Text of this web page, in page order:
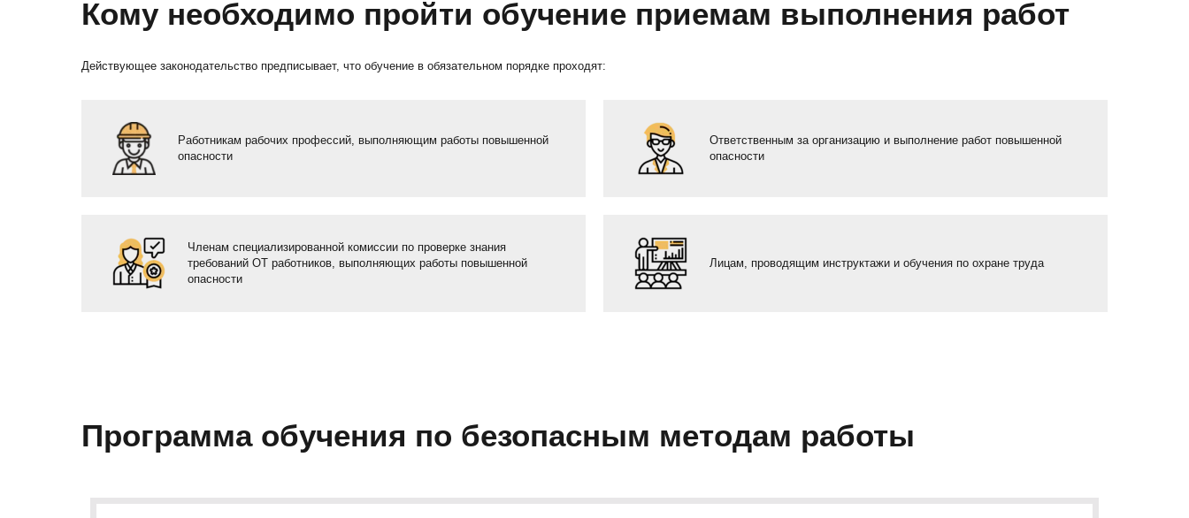
Кому необходимо пройти обучение приемам выполнения работ
Действующее законодательство предписывает, что обучение в обязательном порядке проходят:
Работникам рабочих профессий, выполняющим работы повышенной
опасности
Ответственным за организацию и выполнение работ повышенной
опасности
Членам специализированной комиссии по проверке знания
требований ОТ работников, выполняющих работы повышенной
опасности
Лицам, проводящим инструктажи и обучения по охране труда
Программа обучения по безопасным методам работы